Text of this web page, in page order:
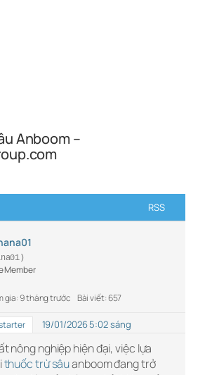
Anboom –
RSS
Member
gia: 9 tháng trước Bài viết: 657
19/01/2026 5:02 sáng
nông nghiệp hiện đại, việc lựa
thuốc trừ sâuanboom đang trở